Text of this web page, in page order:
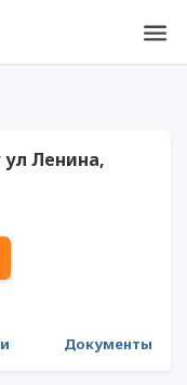
Ленина,
Документы